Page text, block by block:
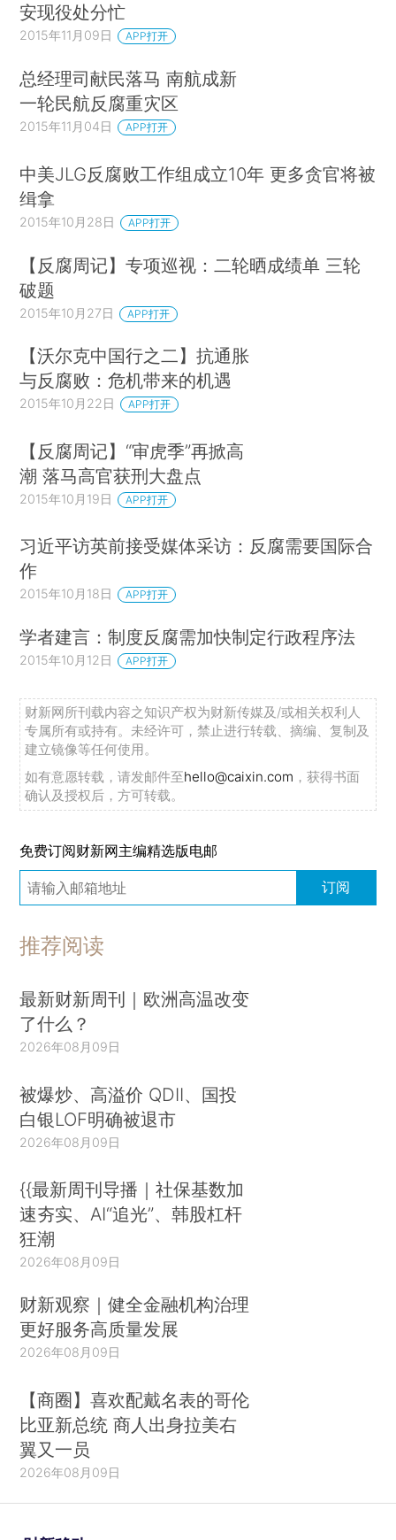
安现役处分忙
2015年11月09日 APP打开
总经理司献民落马 南航成新
一轮民航反腐重灾区
2015年11月04日 APP打开
中美JLG反腐败工作组成立10年 更多贪官将被
缉拿
2015年10月28日 APP打开
【反腐周记】专项巡视：二轮晒成绩单 三轮
破题
2015年10月27日 APP打开
【沃尔克中国行之二】抗通胀
与反腐败：危机带来的机遇
2015年10月22日 APP打开
【反腐周记】“审虎季”再掀高
潮 落马高官获刑大盘点
2015年10月19日 APP打开
习近平访英前接受媒体采访：反腐需要国际合
作
2015年10月18日 APP打开
学者建言：制度反腐需加快制定行政程序法
2015年10月12日 APP打开
财新网所刊载内容之知识产权为财新传媒及/或相关权利人
专属所有或持有。未经许可，禁止进行转载、摘编、复制及
建立镜像等任何使用。
如有意愿转载，请发邮件至hello@caixin.com ，获得书面
确认及授权后，方可转载。
免费订阅财新网主编精选版电邮
订阅
推荐阅读
最新财新周刊｜欧洲高温改变
了什么？
2026年08月09日
被爆炒、高溢价 QDII、国投
白银LOF明确被退市
2026年08月09日
{{最新周刊导播｜社保基数加
速夯实、AI“追光”、韩股杠杆
狂潮
2026年08月09日
财新观察｜健全金融机构治理
更好服务高质量发展
2026年08月09日
【商圈】喜欢配戴名表的哥伦
比亚新总统 商人出身拉美右
翼又一员
2026年08月09日